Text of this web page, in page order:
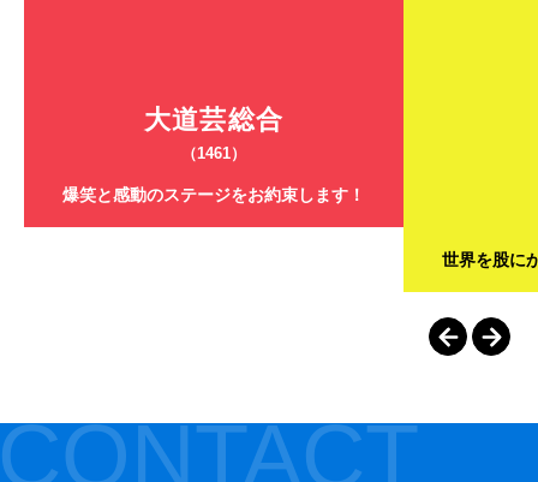
大道芸総合
（1461）
爆笑と感動のステージをお約束します！
世界を股に